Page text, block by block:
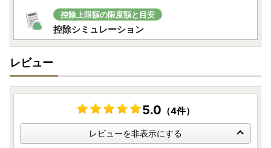
控除上限額の限度額と目安
控除シミュレーション
レビュー
5.0 （4件）
レビューを非表示にする